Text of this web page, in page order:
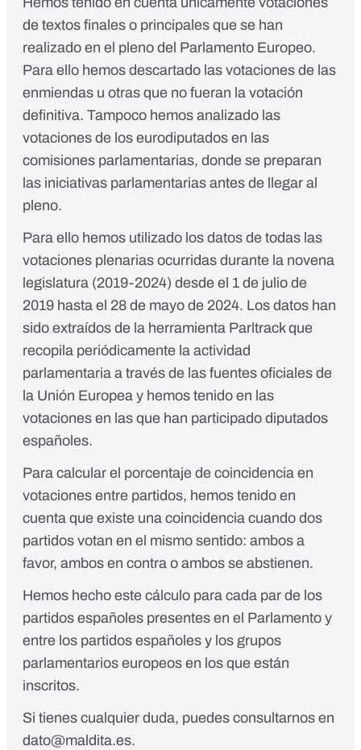
de textos finales o principales que se han
realizado en el pleno del Parlamento Europeo.
Para ello hemos descartado las votaciones de las
enmiendas u otras que no fueran la votación
definitiva. Tampoco hemos analizado las
votaciones de los eurodiputados en las
comisiones parlamentarias, donde se preparan
las iniciativas parlamentarias antes de llegar al
pleno.
Para ello hemos utilizado los datos de todas las
votaciones plenarias ocurridas durante la novena
legislatura (2019-2024) desde el 1 de julio de
2019 hasta el 28 de mayo de 2024. Los datos han
sido extraídos de la herramienta Parltrackque
recopila periódicamente la actividad
parlamentaria a través de las fuentes oficiales de
la Unión Europea y hemos tenido en las
votaciones en las que han participado diputados
españoles.
Para calcular el porcentaje de coincidencia en
votaciones entre partidos, hemos tenido en
cuenta que existe una coincidencia cuando dos
partidos votan en el mismo sentido: ambos a
favor, ambos en contra o ambos se abstienen.
Hemos hecho este cálculo para cada par de los
partidos españoles presentes en el Parlamento y
entre los partidos españoles y los grupos
parlamentarios europeos en los que están
inscritos.
Si tienes cualquier duda, puedes consultarnos en
dato@maldita.es.